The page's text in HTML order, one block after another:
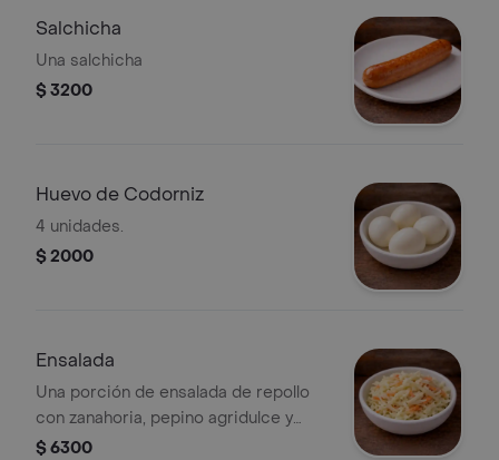
Salchicha
Una salchicha
$ 3200
Huevo de Codorniz
4 unidades.
$ 2000
Ensalada
Una porción de ensalada de repollo
con zanahoria, pepino agridulce y
cebolla cruda.
$ 6300